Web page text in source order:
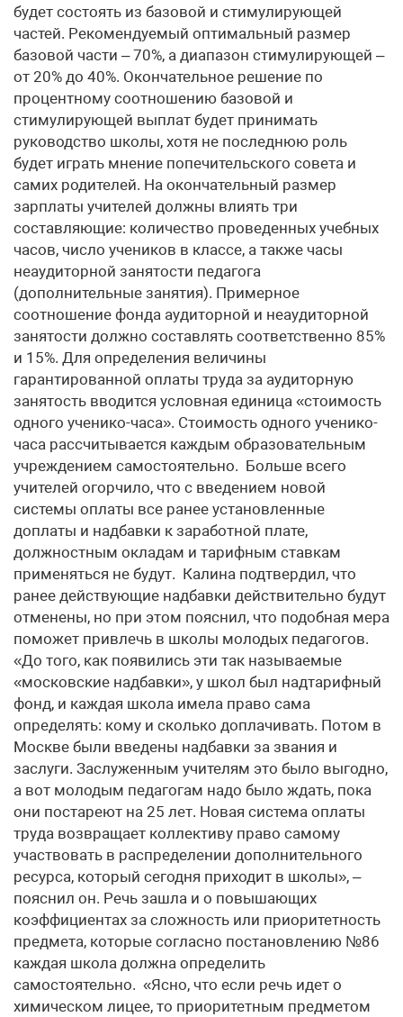
будет состоять из базовой и стимулирующей
частей. Рекомендуемый оптимальный размер
базовой части – 70%, а диапазон стимулирующей –
от 20% до 40%. Окончательное решение по
процентному соотношению базовой и
стимулирующей выплат будет принимать
руководство школы, хотя не последнюю роль
будет играть мнение попечительского совета и
самих родителей. На окончательный размер
зарплаты учителей должны влиять три
составляющие: количество проведенных учебных
часов, число учеников в классе, а также часы
неаудиторной занятости педагога
(дополнительные занятия). Примерное
соотношение фонда аудиторной и неаудиторной
занятости должно составлять соответственно 85%
и 15%. Для определения величины
гарантированной оплаты труда за аудиторную
занятость вводится условная единица «стоимость
одного ученико-часа». Стоимость одного ученико-
часа рассчитывается каждым образовательным
учреждением самостоятельно. Больше всего
учителей огорчило, что с введением новой
системы оплаты все ранее установленные
доплаты и надбавки к заработной плате,
должностным окладам и тарифным ставкам
применяться не будут. Калина подтвердил, что
ранее действующие надбавки действительно будут
отменены, но при этом пояснил, что подобная мера
поможет привлечь в школы молодых педагогов.
«До того, как появились эти так называемые
«московские надбавки», у школ был надтарифный
фонд, и каждая школа имела право сама
определять: кому и сколько доплачивать. Потом в
Москве были введены надбавки за звания и
заслуги. Заслуженным учителям это было выгодно,
а вот молодым педагогам надо было ждать, пока
они постареют на 25 лет. Новая система оплаты
труда возвращает коллективу право самому
участвовать в распределении дополнительного
ресурса, который сегодня приходит в школы», –
пояснил он. Речь зашла и о повышающих
коэффициентах за сложность или приоритетность
предмета, которые согласно постановлению №86
каждая школа должна определить
самостоятельно. «Ясно, что если речь идет о
химическом лицее, то приоритетным предметом